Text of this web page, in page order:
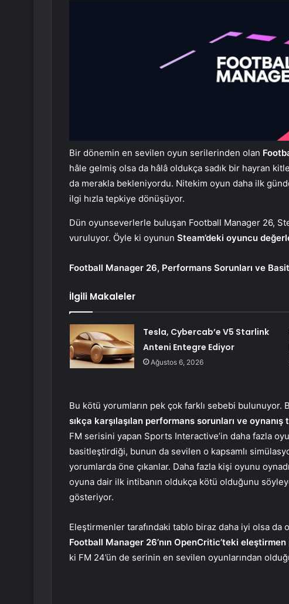
Bir dönemin en sevilen oyun serilerinden olan
hâle gelmiş olsa da hâlâ oldukça sadık bir hayran
da merakla bekleniyordu. Nitekim oyun daha ilk
ilgi hızla tepkiye dönüşüyor.
Dün oyunseverlerle buluşan Football Manager 26,
vuruluyor. Öyle ki oyunun Steam’deki oyuncu
Football Manager 26, Performans Sorunları ve
İlgili Makaleler
Tesla, Cybercab’e V5 Starlink
Anteni Entegre Ediyor
Ağustos 6, 2026
Bu kötü yorumların pek çok farklı sebebi bulunuyor.
sıkça karşılaşılan performans sorunları ve
FM serisini yapan Sports Interactive’in daha fazla
basitleştirdiği, bunun da sevilen o kapsamlı
yorumlarda öne çıkanlar. Daha fazla kişi oyunu
oyuna dair ilk intibanın oldukça kötü olduğunu
gösteriyor.
Eleştirmenler tarafındaki tablo biraz daha iyi olsa da
Football Manager 26’nın OpenCritic’teki eleştirmen
ki FM 24’ün de serinin en sevilen oyunlarından